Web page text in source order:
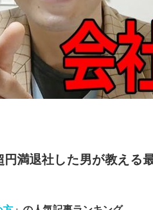
円満退社した男が教える